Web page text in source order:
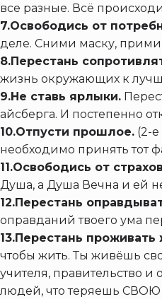
все разные. Всё
7.Освободись от
деле. Сними маску, прими
8.Перестань
жизнь окружающих к
9.Не ставь ярлыки.
айсберга. И постепенно
10.Отпусти прошлое. (2-
необходимо принять тот
11.Освободись от страхов
Душа, а Душа Вечна и ей
12.Перестань
оправданий твоего ума
13.Перестань
чтобы жить. Ты живёшь
учителя, правительство
людей, что теряешь СВОЮ